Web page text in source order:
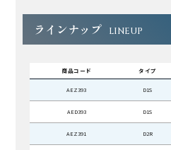
ラインナップ LINEUP
商品コード タイプ
AEZ393 D1S
AED393 D1S
AEZ391 D2R